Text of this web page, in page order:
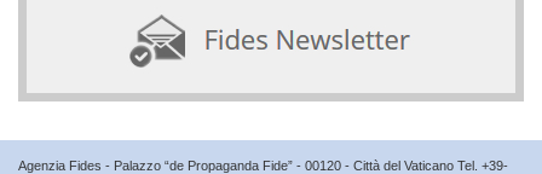
Agenzia Fides - Palazzo “de Propaganda Fide” - 00120 - Città del Vaticano Tel. +39-